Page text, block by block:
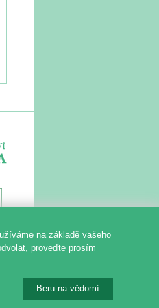
na základě vašeho
proveďte prosím
Beru na vědomí